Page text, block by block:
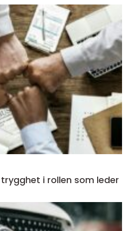
i rollen som leder